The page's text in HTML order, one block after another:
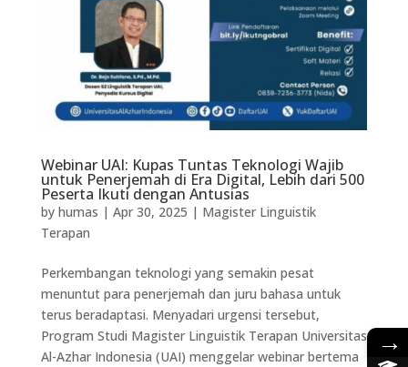
Webinar UAI: Kupas Tuntas Teknologi Wajib
untuk Penerjemah di Era Digital, Lebih dari 500
Peserta Ikuti dengan Antusias
by humas | Apr 30, 2025 | Magister Linguistik
Terapan
Perkembangan teknologi yang semakin pesat
menuntut para penerjemah dan juru bahasa untuk
terus beradaptasi. Menyadari urgensi tersebut,
Program Studi Magister Linguistik Terapan Universitas
Al-Azhar Indonesia (UAI) menggelar webinar bertema
→